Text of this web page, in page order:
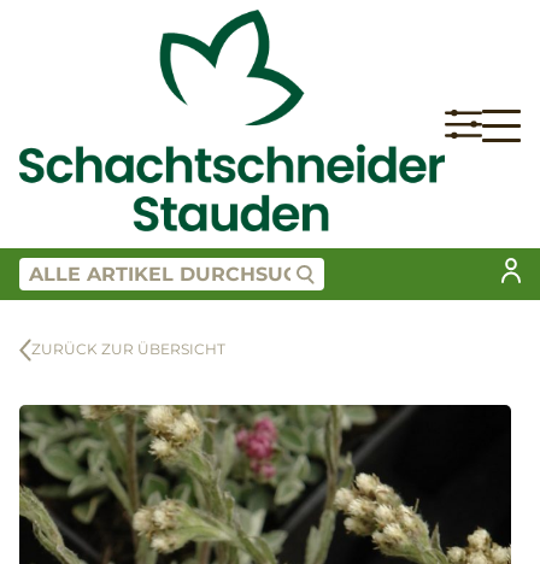
ZURÜCK ZUR ÜBERSICHT